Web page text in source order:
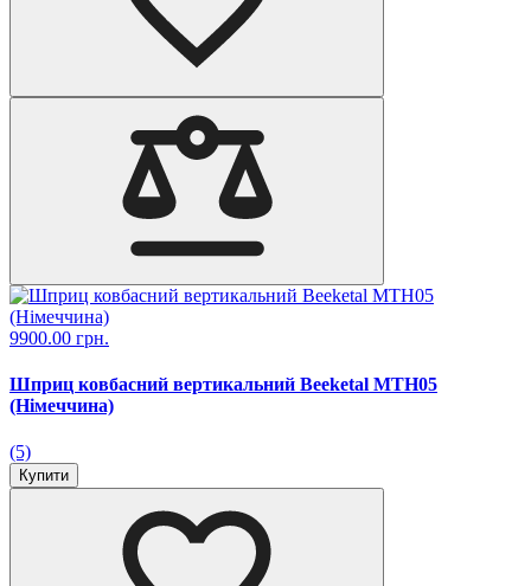
9900.00 грн.
Шприц ковбасний вертикальний Beeketal MTH05
(Німеччина)
(5)
Купити